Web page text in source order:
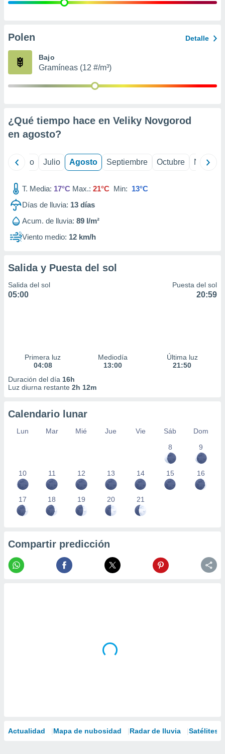
e
publicidad
Polen Detalle
Bajo
Gramíneas (12 #/m³)
¿Qué tiempo hace en Veliky Novgorod
en agosto?
Junio Julio Agosto Septiembre Octubre
T. Media: 17°C Max.: 21°C Min: 13°C
Días de lluvia: 13 días
Acum. de lluvia: 89 l/m²
Viento medio: 12 km/h
Salida y Puesta del sol
Salida del sol
05:00
Puesta del sol
20:59
Primera luz
04:08
Mediodía
13:00
Última luz
21:50
Duración del día 16h
Luz diurna restante 2h 12m
Calendario lunar
Lun Mar Mié Jue Vie Sáb
Dom
8
9
10 11 12 13 14 15 16
17 18 19 20 21
Compartir predicción
Actualidad Mapa de nubosidad Radar de lluvia Satélites